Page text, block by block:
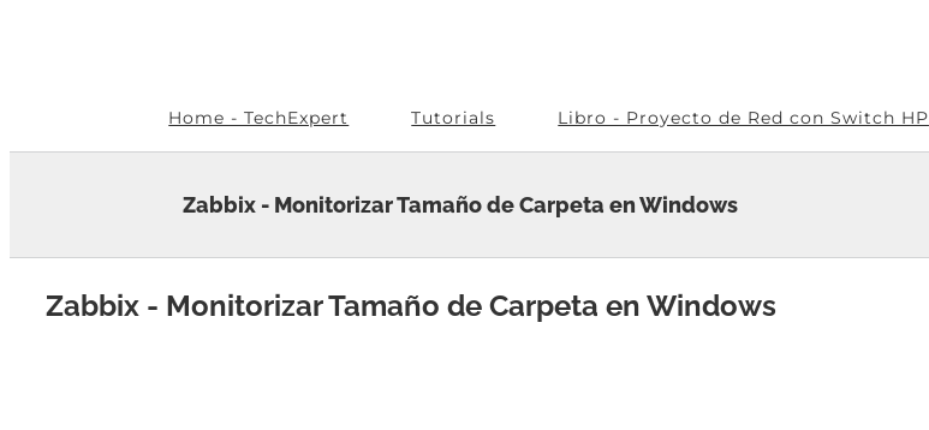
Home - TechExpert
Tutorials Libro - Proyecto de Red con Switch HP
Zabbix - Monitorizar Tamaño de Carpeta en Windows
Zabbix - Monitorizar Tamaño de Carpeta en Windows